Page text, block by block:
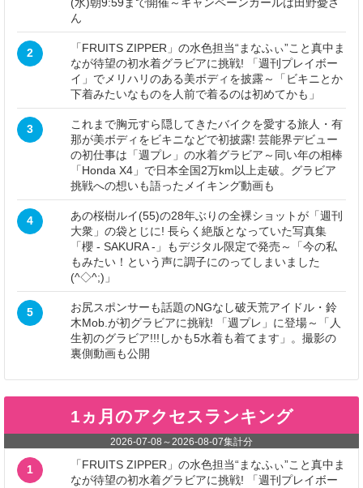
ん
2
「FRUITS ZIPPER」の水色担当“まなふぃ”こと真中ま
なが待望の初水着グラビアに挑戦! 「週刊プレイボー
イ」でメリハリのある美ボディを披露～「ビキニとか
下着みたいなものを人前で着るのは初めてかも」
3
これまで胸元すら隠してきたバイクを愛する旅人・有
那が美ボディをビキニなどで初披露! 芸能界デビュー
の初仕事は「週プレ」の水着グラビア～同い年の相棒
「Honda X4」で日本全国2万km以上走破。グラビア
挑戦への想いも語ったメイキング動画も
4
あの桜樹ルイ(55)の28年ぶりの全裸ショットが「週刊
大衆」の袋とじに! 長らく絶版となっていた写真集
「櫻 - SAKURA -」もデジタル限定で発売～「今の私
もみたい！という声に調子にのってしまいました
(^◇^;)」
5
お尻スポンサーも話題のNGなし破天荒アイドル・鈴
木Mob.が初グラビアに挑戦! 「週プレ」に登場～「人
生初のグラビア!!!しかも5水着も着てます」。撮影の
裏側動画も公開
1ヵ月のアクセスランキング
2026-07-08 ～2026-08-07集計分
1
「FRUITS ZIPPER」の水色担当“まなふぃ”こと真中ま
なが待望の初水着グラビアに挑戦! 「週刊プレイボー